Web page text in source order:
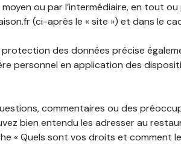
ou par l’intermédiaire, en tout
(ci-après le « site ») et dans le
des données précise
personnel en application des
commentaires ou des
bien entendu les adresser au
« Quels sont vos droits et comment